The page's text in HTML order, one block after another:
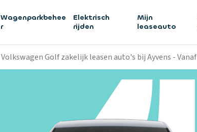
Wagenparkbehee
r
Elektrisch
rijden
Mijn
leaseauto
Volkswagen Golf zakelijk leasen auto's bij Ayvens - Vanaf